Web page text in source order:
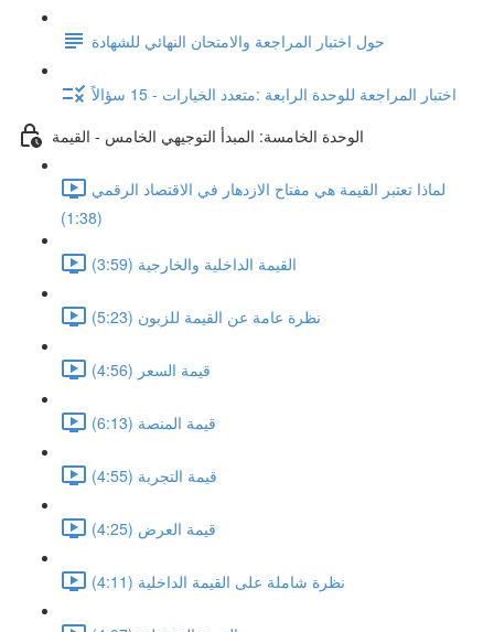
حول اختبار المراجعة والامتحان النهائي للشهادة
اختبار المراجعة للوحدة الرابعة :متعدد الخيارات - 15 سؤالاً
الوحدة الخامسة: المبدأ التوجيهي الخامس - القيمة
لماذا تعتبر القيمة هي مفتاح الازدهار في الاقتصاد الرقمي
(1:38)
القيمة الداخلية والخارجية (3:59)
نظرة عامة عن القيمة للزبون (5:23)
قيمة السعر (4:56)
قيمة المنصة (6:13)
قيمة التجربة (4:55)
قيمة العرض (4:25)
نظرة شاملة على القيمة الداخلية (4:11)